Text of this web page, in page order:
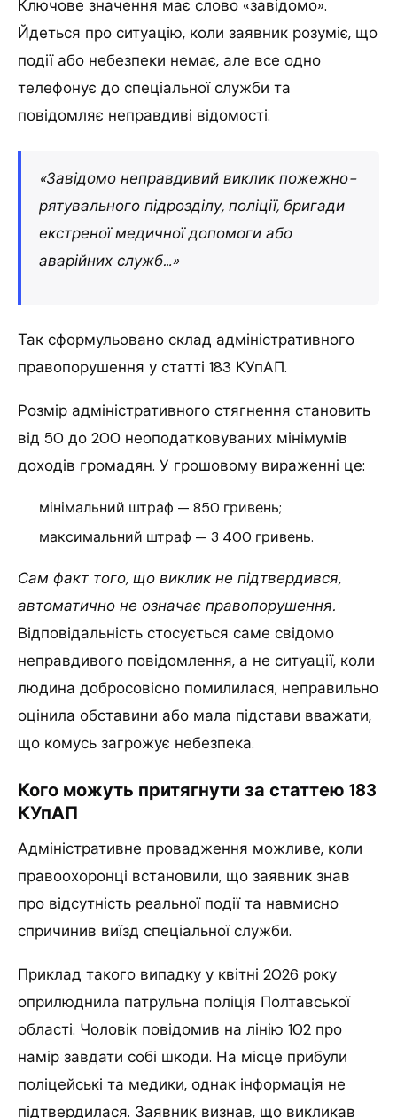
Ключове значення має слово «завідомо».
Йдеться про ситуацію, коли заявник розуміє, що
події або небезпеки немає, але все одно
телефонує до спеціальної служби та
повідомляє неправдиві відомості.
«Завідомо неправдивий виклик пожежно-
рятувального підрозділу, поліції, бригади
екстреної медичної допомоги або
аварійних служб…»
Так сформульовано склад адміністративного
правопорушення у статті 183 КУпАП.
Розмір адміністративного стягнення становить
від 50 до 200 неоподатковуваних мінімумів
доходів громадян. У грошовому вираженні це:
мінімальний штраф — 850 гривень;
максимальний штраф — 3 400 гривень.
Сам факт того, що виклик не підтвердився,
автоматично не означає правопорушення.
Відповідальність стосується саме свідомо
неправдивого повідомлення, а не ситуації, коли
людина добросовісно помилилася, неправильно
оцінила обставини або мала підстави вважати,
що комусь загрожує небезпека.
Кого можуть притягнути за статтею 183
КУпАП
Адміністративне провадження можливе, коли
правоохоронці встановили, що заявник знав
про відсутність реальної події та навмисно
спричинив виїзд спеціальної служби.
Приклад такого випадку у квітні 2026 року
оприлюднила патрульна поліція Полтавської
області. Чоловік повідомив на лінію 102 про
намір завдати собі шкоди. На місце прибули
поліцейські та медики, однак інформація не
підтвердилася. Заявник визнав, що викликав